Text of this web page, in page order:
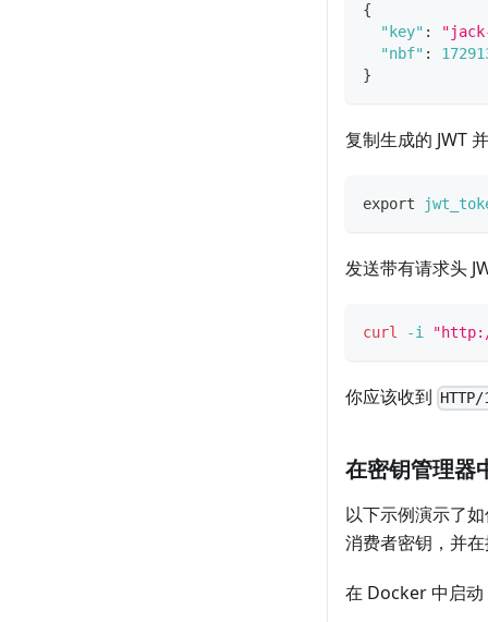
{
"key" :
"nbf" :
}
复制生成的 JWT
export
发送带有请求头
curl -i
你应该收到
在密钥管理器
以下示例演示了
消费者密钥，并
在 Docker 中启